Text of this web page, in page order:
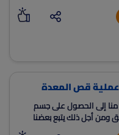
تعزيز النمو والتطور
عملية قص المعدة
إلى الحصول على جسم
ومن أجل ذلك يتبع بعضنا
قد يتبع آخرون تمارين رياضية،